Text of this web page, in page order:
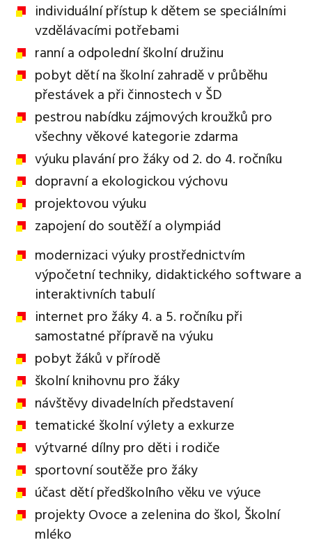
individuální přístup k dětem se speciálními
vzdělávacími potřebami
ranní a odpolední školní družinu
pobyt dětí na školní zahradě v průběhu
přestávek a při činnostech v ŠD
pestrou nabídku zájmových kroužků pro
všechny věkové kategorie zdarma
výuku plavání pro žáky od 2. do 4. ročníku
dopravní a ekologickou výchovu
projektovou výuku
zapojení do soutěží a olympiád
modernizaci výuky prostřednictvím
výpočetní techniky, didaktického software a
interaktivních tabulí
internet pro žáky 4. a 5. ročníku při
samostatné přípravě na výuku
pobyt žáků v přírodě
školní knihovnu pro žáky
návštěvy divadelních představení
tematické školní výlety a exkurze
výtvarné dílny pro děti i rodiče
sportovní soutěže pro žáky
účast dětí předškolního věku ve výuce
projekty Ovoce a zelenina do škol, Školní
mléko